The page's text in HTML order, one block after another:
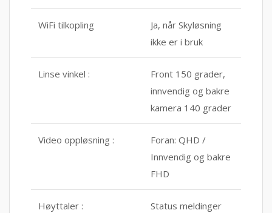
WiFi tilkopling
Ja, når Skyløsning
ikke er i bruk
Linse vinkel :
Front 150 grader,
innvendig og bakre
kamera 140 grader
Video oppløsning :
Foran: QHD /
Innvendig og bakre
FHD
Høyttaler :
Status meldinger